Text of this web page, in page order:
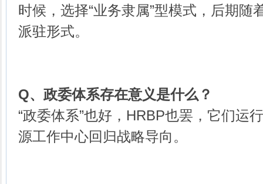
时候，选择“业务隶属”型模式，后期随
派驻形式。
Q、 政委体系存在意义是什么？
“政委体系”也好，HRBP也罢，它们
源工作中心回归战略导向。